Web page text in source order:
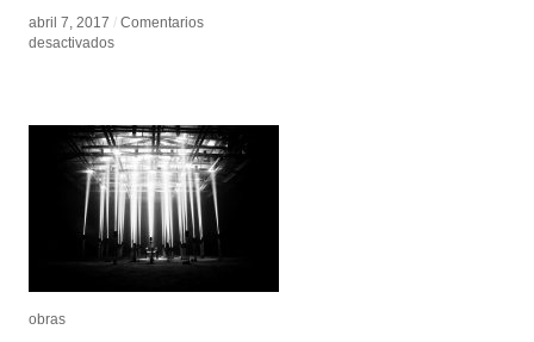
abril 7, 2017 / Comentarios
desactivadosen
universo
en
una
telaraña
abril 7, 2017 / Comentarios
desactivadosen
universo
en
una
telaraña
obras
obras